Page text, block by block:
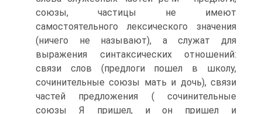
союзы, частицы не имеют
самостоятельного лексического значения
(ничего не называют), а служат для
выражения синтаксических отношений:
связи слов (предлоги пошел в школу,
сочинительные союзы мать и дочь), связи
частей предложения ( сочинительные
союзы Я пришел, и он пришел и